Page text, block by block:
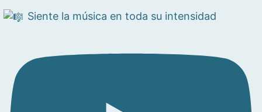
Siente la música en toda su intensidad